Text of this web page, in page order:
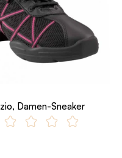
Damen-Sneaker